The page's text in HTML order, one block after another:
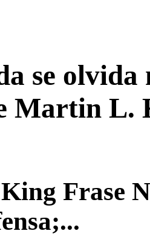
se olvida
Martin L.
Frase